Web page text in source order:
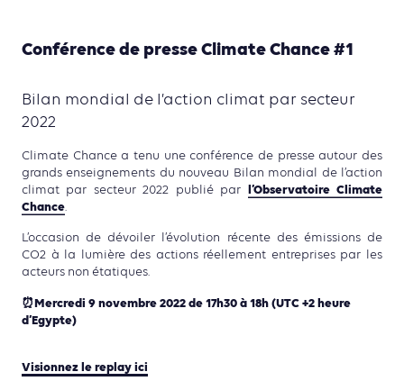
Conférence de presse Climate Chance #1
Bilan mondial de l’action climat par secteur
2022
Climate Chance a tenu une conférence de presse autour des
grands enseignements du nouveau Bilan mondial de l’action
climat par secteur 2022 publié par l’Observatoire Climate
Chance.
L’occasion de dévoiler l’évolution récente des émissions de
CO2 à la lumière des actions réellement entreprises par les
acteurs non étatiques.
⏰Mercredi 9 novembre 2022 de 17h30 à 18h (UTC +2 heure
d’Egypte)
Visionnez le replay ici